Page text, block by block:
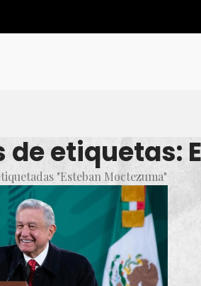
de etiquetas:
"Esteban Moctezuma"